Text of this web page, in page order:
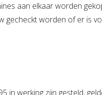
aan elkaar worden
gecheckt worden of er is
in werking zijn gesteld,